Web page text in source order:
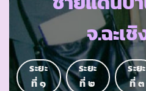
จ.ฉะเชิ
ระยะ
ที่ ๑
ระยะ
ที่ ๒
ระยะ
ที่ ๓